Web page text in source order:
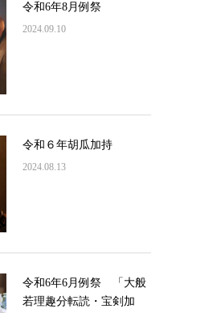
令和6年8月例祭
2024.09.10
令和６年胡瓜加持
2024.08.13
令和6年6月例祭 「大般
若理趣分転読・宝剣加